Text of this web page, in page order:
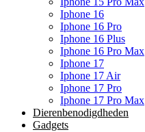
Iphone 16
Iphone 16 Pro
Iphone 16 Plus
Iphone 16 Pro Max
Iphone 17
Iphone 17 Air
Iphone 17 Pro
Iphone 17 Pro Max
Dierenbenodigdheden
Gadgets